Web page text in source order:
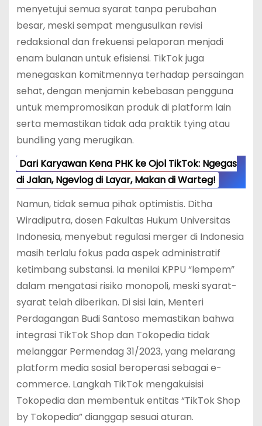
menyetujui semua syarat tanpa perubahan
besar, meski sempat mengusulkan revisi
redaksional dan frekuensi pelaporan menjadi
enam bulanan untuk efisiensi. TikTok juga
menegaskan komitmennya terhadap persaingan
sehat, dengan menjamin kebebasan pengguna
untuk mempromosikan produk di platform lain
serta memastikan tidak ada praktik tying atau
bundling yang merugikan.
Dari Karyawan Kena PHK ke Ojol TikTok: Ngegas
di Jalan, Ngevlog di Layar, Makan di Warteg!
Namun, tidak semua pihak optimistis. Ditha
Wiradiputra, dosen Fakultas Hukum Universitas
Indonesia, menyebut regulasi merger di Indonesia
masih terlalu fokus pada aspek administratif
ketimbang substansi. Ia menilai KPPU “lempem”
dalam mengatasi risiko monopoli, meski syarat-
syarat telah diberikan. Di sisi lain, Menteri
Perdagangan Budi Santoso memastikan bahwa
integrasi TikTok Shop dan Tokopedia tidak
melanggar Permendag 31/2023, yang melarang
platform media sosial beroperasi sebagai e-
commerce. Langkah TikTok mengakuisisi
Tokopedia dan membentuk entitas “TikTok Shop
by Tokopedia” dianggap sesuai aturan.